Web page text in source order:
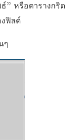
” หรือตารางกริด
ฟิลด์
ๆ